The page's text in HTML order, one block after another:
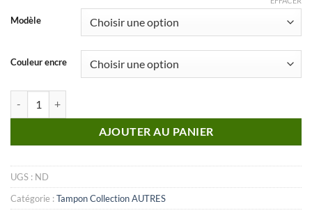
Modèle
Couleur encre
AJOUTER AU PANIER
UGS : ND
Catégorie :Tampon Collection AUTRES